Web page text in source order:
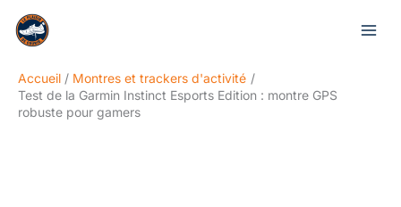
Accueil
Montres et trackers d'activité
Test de la Garmin Instinct Esports Edition : montre GPS
robuste pour gamers
Rechercher